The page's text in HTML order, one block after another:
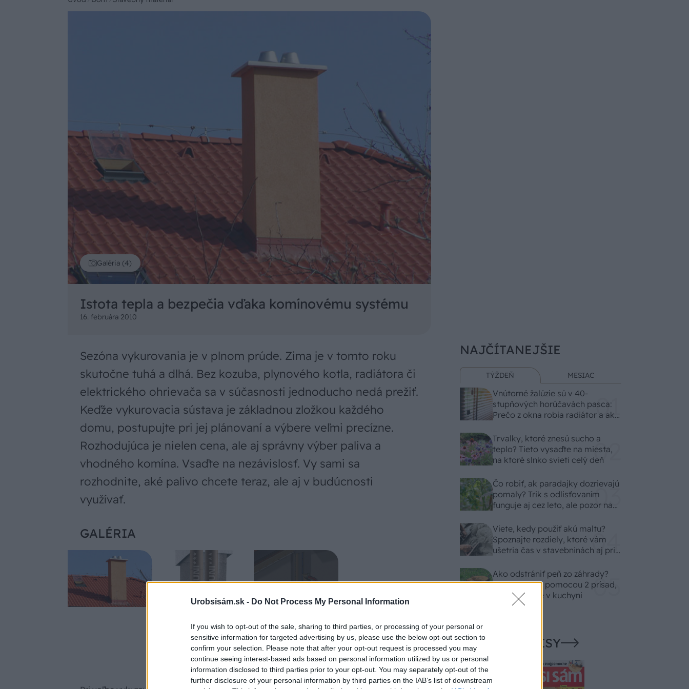
Urobsisám.sk - Do Not Process My Personal Information
If you wish to opt-out of the sale, sharing to third parties, or processing of your personal or
sensitive information for targeted advertising by us, please use the below opt-out section to
confirm your selection. Please note that after your opt-out request is processed you may
continue seeing interest-based ads based on personal information utilized by us or personal
information disclosed to third parties prior to your opt-out. You may separately opt-out of the
further disclosure of your personal information by third parties on the IAB’s list of downstream
Galéria (4)
Istota tepla a bezpečia vďaka komínovému systému
16. februára 2010
Sezóna vykurovania je v plnom prúde. Zima je v tomto roku
skutočne tuhá a dlhá. Bez kozuba, plynového kotla, radiátora či
elektrického ohrievača sa v súčasnosti jednoducho nedá prežiť.
Keďže vykurovacia sústava je základnou zložkou každého
domu, postupujte pri jej plánovaní a výbere veľmi precízne.
Rozhodujúca je nielen cena, ale aj správny výber paliva a
vhodného komína. Vsaďte na nezávislosť. Vy sami sa
rozhodnite, aké palivo chcete teraz, ale aj v budúcnosti
využívať.
GALÉRIA
NAJČÍTANEJŠIE
TÝŽDEŇ MESIAC
Vnútorné žalúzie sú v 40-
stupňových horúčavách pasca:
Prečo z okna robia radiátor a ako
Trvalky, ktoré znesú sucho a
teplo? Tieto vysaďte na miesta,
na ktoré slnko svieti celý deň
Čo robiť, ak paradajky dozrievajú
pomaly? Trik s odlisťovaním
funguje aj cez leto, ale pozor na
Viete, kedy použiť akú maltu?
Spoznajte rozdiely, ktoré vám
ušetria čas v stavebninách aj pri
Ako odstrániť peň zo záhrady?
Zbavte sa ho pomocou 2 prísad,
ktoré nájdete v kuchyni
NAŠE ČASOPISY